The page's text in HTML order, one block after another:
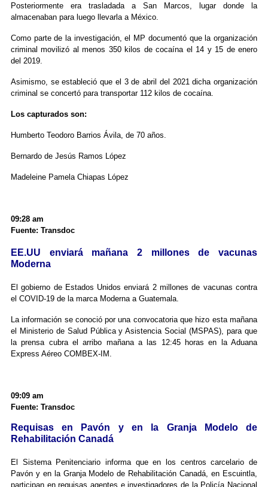
Posteriormente era trasladada a San Marcos, lugar donde la
almacenaban para luego llevarla a México.
Como parte de la investigación, el MP documentó que la organización
criminal movilizó al menos 350 kilos de cocaína el 14 y 15 de enero
del 2019.
Asimismo, se estableció que el 3 de abril del 2021 dicha organización
criminal se concertó para transportar 112 kilos de cocaína.
Los capturados son:
Humberto Teodoro Barrios Ávila, de 70 años.
Bernardo de Jesús Ramos López
Madeleine Pamela Chiapas López
09:28 am
Fuente: Transdoc
EE.UU enviará mañana 2 millones de vacunas
Moderna
El gobierno de Estados Unidos enviará 2 millones de vacunas contra
el COVID-19 de la marca Moderna a Guatemala.
La información se conoció por una convocatoria que hizo esta mañana
el Ministerio de Salud Pública y Asistencia Social (MSPAS), para que
la prensa cubra el arribo mañana a las 12:45 horas en la Aduana
Express Aéreo COMBEX-IM.
09:09 am
Fuente: Transdoc
Requisas en Pavón y en la Granja Modelo de
Rehabilitación Canadá
El Sistema Penitenciario informa que en los centros carcelario de
Pavón y en la Granja Modelo de Rehabilitación Canadá, en Escuintla,
participan en requisas agentes e investigadores de la Policía Nacional